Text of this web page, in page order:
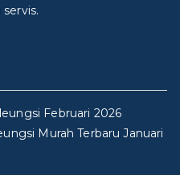
Februari 2026
Murah Terbaru Januari